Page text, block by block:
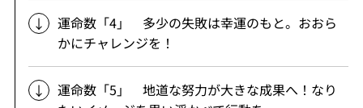
運命数「4」 多少の失敗は幸運のもと。おおら
かにチャレンジを！
運命数「5」 地道な努力が大きな成果へ！なり